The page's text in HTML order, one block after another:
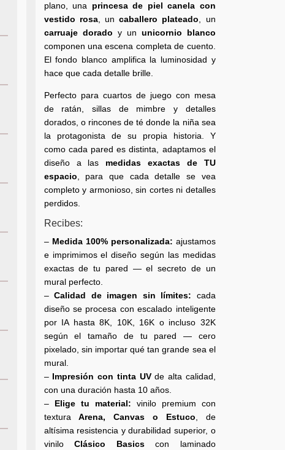
plano, una princesa de piel canela con
vestido rosa, uncaballero plateado, un
carruaje dorado y un unicornio blanco
componen una escena completa de cuento.
El fondo blanco amplifica la luminosidad y
hace que cada detalle brille.
Perfecto para cuartos de juego con mesa
de ratán, sillas de mimbre y detalles
dorados, o rincones de té donde la niña sea
la protagonista de su propia historia. Y
como cada pared es distinta, adaptamos el
diseño a las medidas exactas de TU
espacio, para que cada detalle se vea
completo y armonioso, sin cortes ni detalles
perdidos.
Recibes:
– Medida 100% personalizada: ajustamos
e imprimimos el diseño según las medidas
exactas de tu pared — el secreto de un
mural perfecto.
–Calidad de imagen sin límites: cada
diseño se procesa con escalado inteligente
por IA hasta 8K, 10K, 16K o incluso 32K
según el tamaño de tu pared — cero
pixelado, sin importar qué tan grande sea el
mural.
– Impresión con tinta UVde alta calidad,
con una duración hasta 10 años.
– Elige tu material: vinilo premium con
texturaArena, Canvas o Estuco, de
altísima resistencia y durabilidad superior, o
viniloClásico Basicscon laminado